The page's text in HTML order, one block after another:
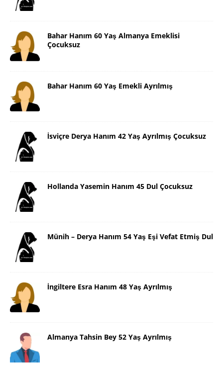
Bahar Hanım 60 Yaş Almanya Emeklisi
Çocuksuz
Bahar Hanım 60 Yaş Emekli Ayrılmış
İsviçre Derya Hanım 42 Yaş Ayrılmış Çocuksuz
Hollanda Yasemin Hanım 45 Dul Çocuksuz
Münih – Derya Hanım 54 Yaş Eşi Vefat Etmiş Dul
İngiltere Esra Hanım 48 Yaş Ayrılmış
Almanya Tahsin Bey 52 Yaş Ayrılmış